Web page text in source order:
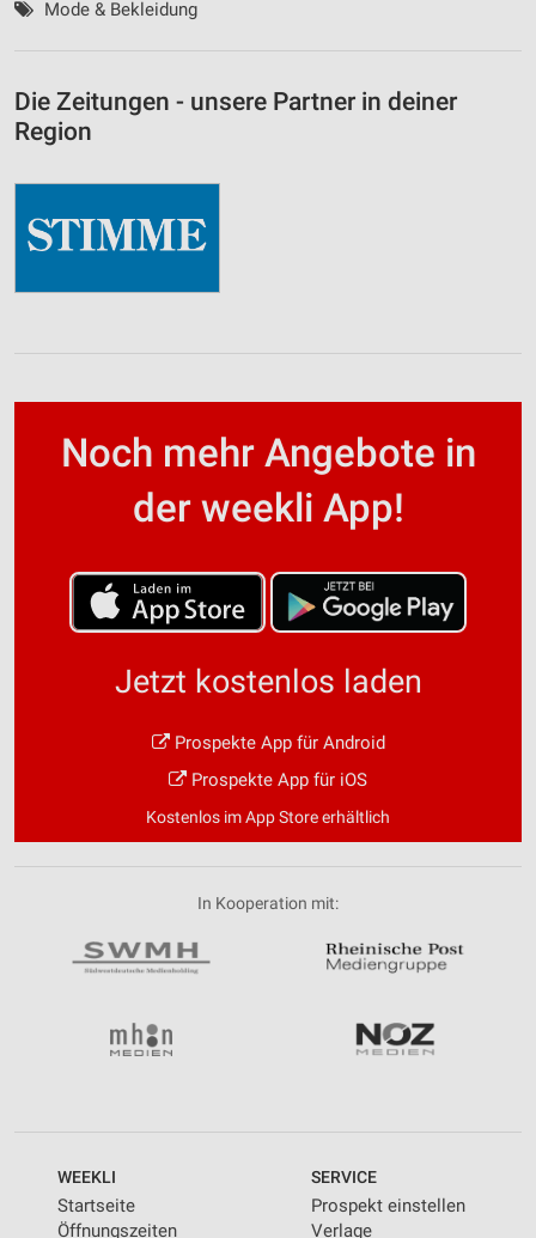
Mode & Bekleidung
Die Zeitungen - unsere Partner in deiner
Region
Noch mehr Angebote in
der weekli App!
Jetzt kostenlos laden
Prospekte App für Android
Prospekte App für iOS
Kostenlos im App Store erhältlich
In Kooperation mit:
WEEKLI
Startseite
Öffnungszeiten
SERVICE
Prospekt einstellen
Verlage